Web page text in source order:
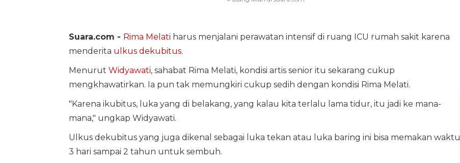
Suara.com - Rima Melati harus menjalani perawatan intensif di ruang ICU rumah sakit karena
menderita ulkus dekubitus.
Menurut Widyawati, sahabat Rima Melati, kondisi artis senior itu sekarang cukup
mengkhawatirkan. Ia pun tak memungkiri cukup sedih dengan kondisi Rima Melati.
"Karena ikubitus, luka yang di belakang, yang kalau kita terlalu lama tidur, itu jadi ke mana-
mana," ungkap Widyawati.
Ulkus dekubitus yang juga dikenal sebagai luka tekan atau luka baring ini bisa memakan waktu
3 hari sampai 2 tahun untuk sembuh.